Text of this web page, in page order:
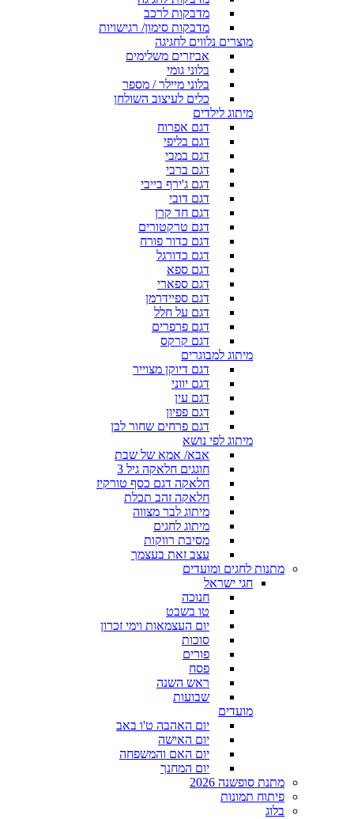
מדבקות לרכב
מדבקות סימון/ רגישויות
מוצרים נלווים לחגיגה
אביזרים משלימים
בלוני גומי
בלוני מיילר / מספר
כלים לעיצוב השולחן
מיתוג לילדים
דגם אפרוח
דגם בליפי
דגם במבי
דגם ברבי
דגם ג'ירף בייבי
דגם דובי
דגם חד קרן
דגם טרקטורים
דגם כדור פורח
דגם כדורגל
דגם ספא
דגם ספארי
דגם ספיידרמן
דגם על חלל
דגם פרפרים
דגם קרקס
מיתוג למבוגרים
דגם דיוקן מצוייר
דגם יווני
דגם עין
דגם פפיון
דגם פרחים שחור לבן
מיתוג לפי נושא
אבא/ אמא של שבת
חוגגים חלאקה גיל 3
חלאקה דגם כסף טורקיז
חלאקה זהב תכלת
מיתוג לבר מצווה
מיתוג לחגים
מסיבת רווקות
עצב זאת בעצמך
מתנות לחגים ומועדים
חגי ישראל
חנוכה
טו בשבט
יום העצמאות וימי זכרון
סוכות
פורים
פסח
ראש השנה
שבועות
מועדים
יום האהבה ט'ו באב
יום האישה
יום האם והמשפחה
יום המחנך
מתנת סופשנה 2026
פיתוח תמונות
בלוג